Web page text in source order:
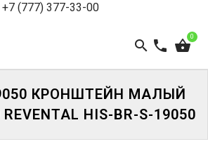
+7 (777) 377-33-00
0
КРОНШТЕЙН МАЛЫЙ
HIS-BR-S-19050